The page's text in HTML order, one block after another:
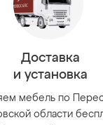
Доставка
и установка
мебель по
области